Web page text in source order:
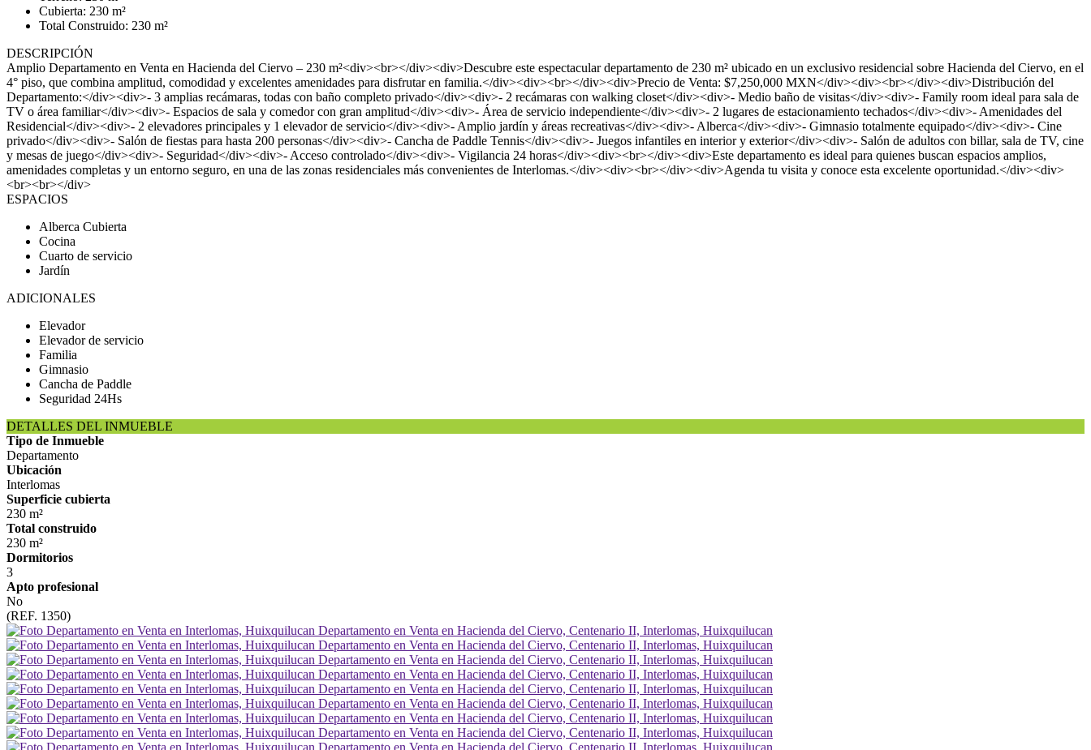
Cubierta: 230 m²
Total Construido: 230 m²
DESCRIPCIÓN
Amplio Departamento en Venta en Hacienda del Ciervo – 230 m²<div><br></div><div>Descubre este espectacular departamento de 230 m² ubicado en un exclusivo residencial sobre Hacienda del Ciervo, en el
4° piso, que combina amplitud, comodidad y excelentes amenidades para disfrutar en familia.</div><div><br></div><div>Precio de Venta: $7,250,000 MXN</div><div><br></div><div>Distribución del
Departamento:</div><div>- 3 amplias recámaras, todas con baño completo privado</div><div>- 2 recámaras con walking closet</div><div>- Medio baño de visitas</div><div>- Family room ideal para sala de
TV o área familiar</div><div>- Espacios de sala y comedor con gran amplitud</div><div>- Área de servicio independiente</div><div>- 2 lugares de estacionamiento techados</div><div>- Amenidades del
Residencial</div><div>- 2 elevadores principales y 1 elevador de servicio</div><div>- Amplio jardín y áreas recreativas</div><div>- Alberca</div><div>- Gimnasio totalmente equipado</div><div>- Cine
privado</div><div>- Salón de fiestas para hasta 200 personas</div><div>- Cancha de Paddle Tennis</div><div>- Juegos infantiles en interior y exterior</div><div>- Salón de adultos con billar, sala de TV, cine
y mesas de juego</div><div>- Seguridad</div><div>- Acceso controlado</div><div>- Vigilancia 24 horas</div><div><br></div><div>Este departamento es ideal para quienes buscan espacios amplios,
amenidades completas y un entorno seguro, en una de las zonas residenciales más convenientes de Interlomas.</div><div><br></div><div>Agenda tu visita y conoce esta excelente oportunidad.</div><div>
<br><br></div>
ESPACIOS
Alberca Cubierta
Cocina
Cuarto de servicio
Jardín
ADICIONALES
Elevador
Elevador de servicio
Familia
Gimnasio
Cancha de Paddle
Seguridad 24Hs
DETALLES DEL INMUEBLE
Tipo de Inmueble
Departamento
Ubicación
Interlomas
Superficie cubierta
230 m²
Total construido
230 m²
Dormitorios
3
Apto profesional
No
(REF. 1350)